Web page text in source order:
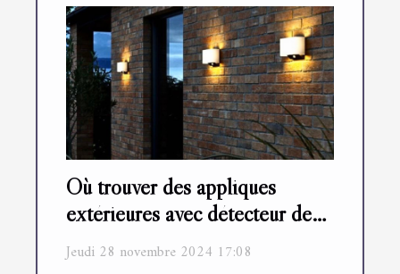
Où trouver des appliques
extérieures avec détecteur de
mouvement ?
Jeudi 28 novembre 2024 17:08